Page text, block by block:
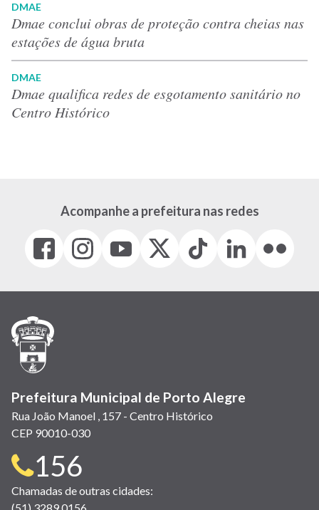
DMAE
Dmae conclui obras de proteção contra cheias nas
estações de água bruta
DMAE
Dmae qualifica redes de esgotamento sanitário no
Centro Histórico
Acompanhe a prefeitura nas redes
Facebook
(link
em
janela)
Instagram
(link
em
(link
em
(Antigo
(link
Tiktok
(link
em
LinkedIn
(link
em
(link
em
Prefeitura Municipal de Porto Alegre
Rua João Manoel , 157 - Centro Histórico
CEP 90010-030
Telefone
para
156
Chamadas de outras cidades: